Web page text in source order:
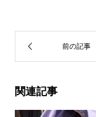
関連記事